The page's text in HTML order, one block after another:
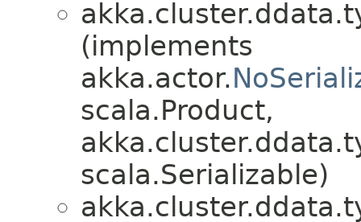
(implements
akka.actor.
scala.Product,
scala.Serializable)